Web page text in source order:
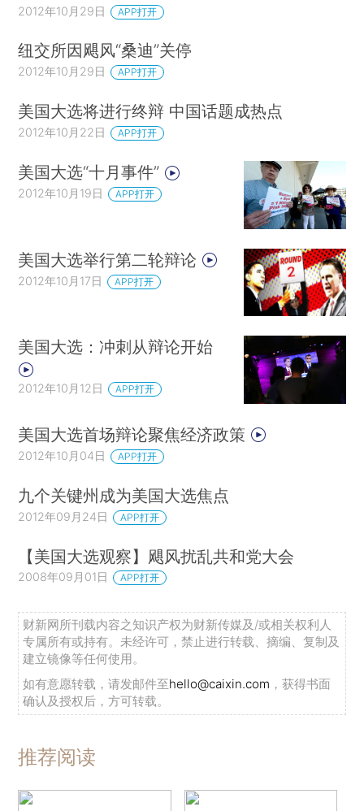
2012年10月29日 APP打开
纽交所因飓风“桑迪”关停
2012年10月29日 APP打开
美国大选将进行终辩 中国话题成热点
2012年10月22日 APP打开
美国大选“十月事件”
2012年10月19日 APP打开
美国大选举行第二轮辩论
2012年10月17日 APP打开
美国大选：冲刺从辩论开始
2012年10月12日 APP打开
美国大选首场辩论聚焦经济政策
2012年10月04日 APP打开
九个关键州成为美国大选焦点
2012年09月24日 APP打开
【美国大选观察】飓风扰乱共和党大会
2008年09月01日 APP打开
财新网所刊载内容之知识产权为财新传媒及/或相关权利人
专属所有或持有。未经许可，禁止进行转载、摘编、复制及
建立镜像等任何使用。
如有意愿转载，请发邮件至hello@caixin.com ，获得书面
确认及授权后，方可转载。
推荐阅读